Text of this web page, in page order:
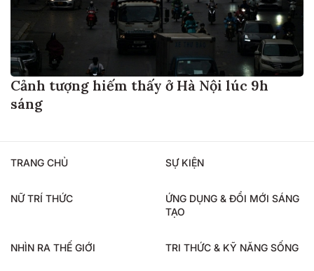
Cảnh tượng hiếm thấy ở Hà Nội lúc 9h
sáng
TRANG CHỦ SỰ KIỆN
NỮ TRÍ THỨC
ỨNG DỤNG & ĐỔI MỚI SÁNG
TẠO
NHÌN RA THẾ GIỚI TRI THỨC & KỸ NĂNG SỐNG